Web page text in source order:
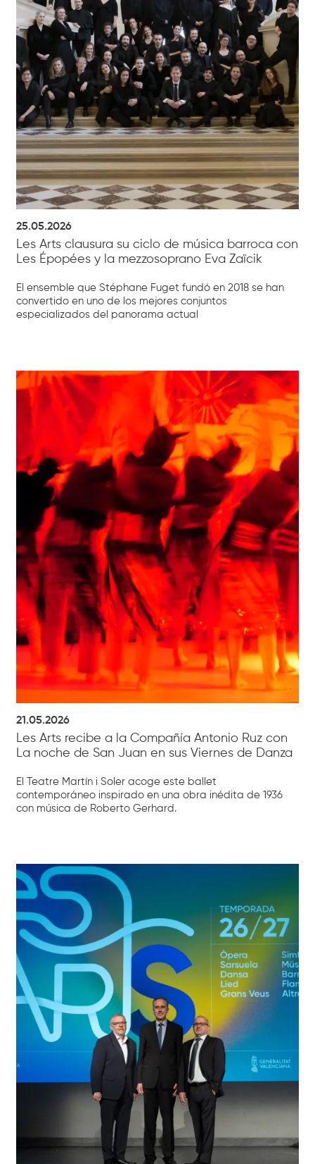
25.05.2026
Les Arts clausura su ciclo de música barroca con
Les Épopées y la mezzosoprano Eva Zaïcik
El ensemble que Stéphane Fuget fundó en 2018 se han
convertido en uno de los mejores conjuntos
especializados del panorama actual
21.05.2026
Les Arts recibe a la Compañía Antonio Ruz con
La noche de San Juan en sus Viernes de Danza
El Teatre Martín i Soler acoge este ballet
contemporáneo inspirado en una obra inédita de 1936
con música de Roberto Gerhard.